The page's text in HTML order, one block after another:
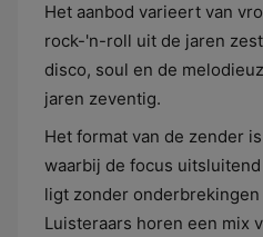
Het aanbod varieert van
rock-'n-roll uit de jaren
disco, soul en de
jaren zeventig.
Het format van de zender
waarbij de focus
ligt zonder
Luisteraars horen een mix